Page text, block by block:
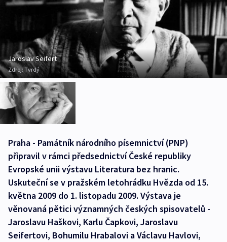
Jaroslav Seifert
Zdroj: Tvrdý
Praha - Památník národního písemnictví (PNP)
připravil v rámci předsednictví České republiky
Evropské unii výstavu Literatura bez hranic.
Uskuteční se v pražském letohrádku Hvězda od 15.
května 2009 do 1. listopadu 2009. Výstava je
věnovaná pětici významných českých spisovatelů -
Jaroslavu Haškovi, Karlu Čapkovi, Jaroslavu
Seifertovi, Bohumilu Hrabalovi a Václavu Havlovi,